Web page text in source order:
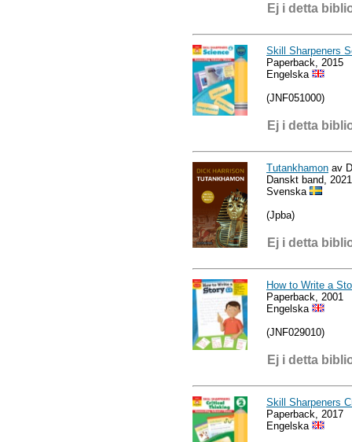
Ej i detta
Skill Sharpeners
Paperback, 2015
Engelska
(JNF051000)
Ej i detta
Tutankhamon av
Danskt band, 2021
Svenska
(Jpba)
Ej i detta
How to Write a
Paperback, 2001
Engelska
(JNF029010)
Ej i detta
Skill Sharpeners
Paperback, 2017
Engelska